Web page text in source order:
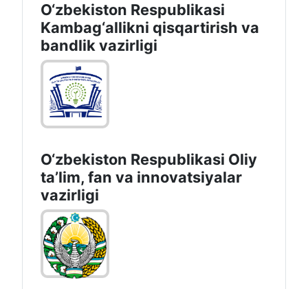
O‘zbekiston Respublikasi
Kambag‘allikni qisqartirish va
bandlik vazirligi
O‘zbekiston Respublikasi Oliy
taʼlim, fan va innovatsiyalar
vazirligi